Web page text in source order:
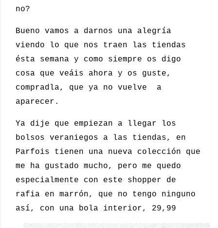
no?
Bueno vamos a darnos una alegría
viendo lo que nos traen las tiendas
ésta semana y como siempre os digo
cosa que veáis ahora y os guste,
compradla, que ya no vuelve a
aparecer.
Ya dije que empiezan a llegar los
bolsos veraniegos a las tiendas, en
Parfois tienen una nueva colección que
me ha gustado mucho, pero me quedo
especialmente con este shopper de
rafia en marrón, que no tengo ninguno
así, con una bola interior, 29,99